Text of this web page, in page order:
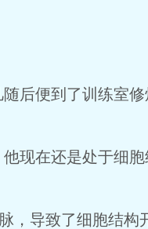
后便到了训练室修
现在还是处于细胞
，导致了细胞结构